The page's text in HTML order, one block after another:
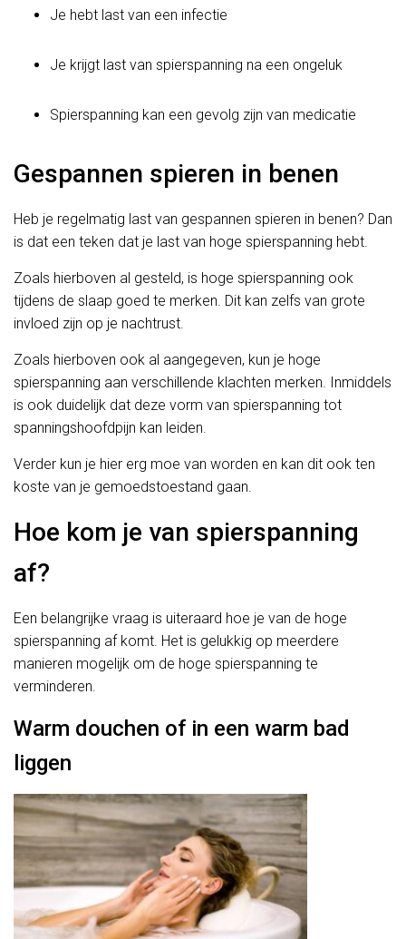
Je hebt last van een infectie
Je krijgt last van spierspanning na een ongeluk
Spierspanning kan een gevolg zijn van medicatie
Gespannen spieren in benen
Heb je regelmatig last van gespannen spieren in benen? Dan
is dat een teken dat je last van hoge spierspanning hebt.
Zoals hierboven al gesteld, is hoge spierspanning ook
tijdens de slaap goed te merken. Dit kan zelfs van grote
invloed zijn op je nachtrust.
Zoals hierboven ook al aangegeven, kun je hoge
spierspanning aan verschillende klachten merken. Inmiddels
is ook duidelijk dat deze vorm van spierspanning tot
spanningshoofdpijn kan leiden.
Verder kun je hier erg moe van worden en kan dit ook ten
koste van je gemoedstoestand gaan.
Hoe kom je van spierspanning
af?
Een belangrijke vraag is uiteraard hoe je van de hoge
spierspanning af komt. Het is gelukkig op meerdere
manieren mogelijk om de hoge spierspanning te
verminderen.
Warm douchen of in een warm bad
liggen